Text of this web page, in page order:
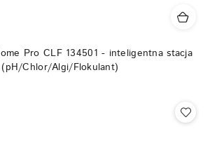
Pro CLF 134501 - inteligentna stacja
Chlor/Algi/Flokulant)